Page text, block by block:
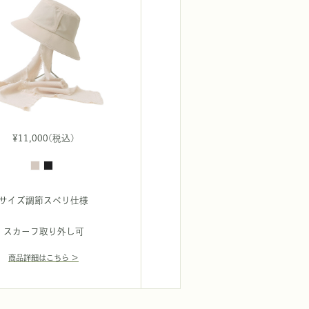
¥11,000(税込)
サイズ調節スベリ仕様
スカーフ取り外し可
商品詳細はこちら ＞